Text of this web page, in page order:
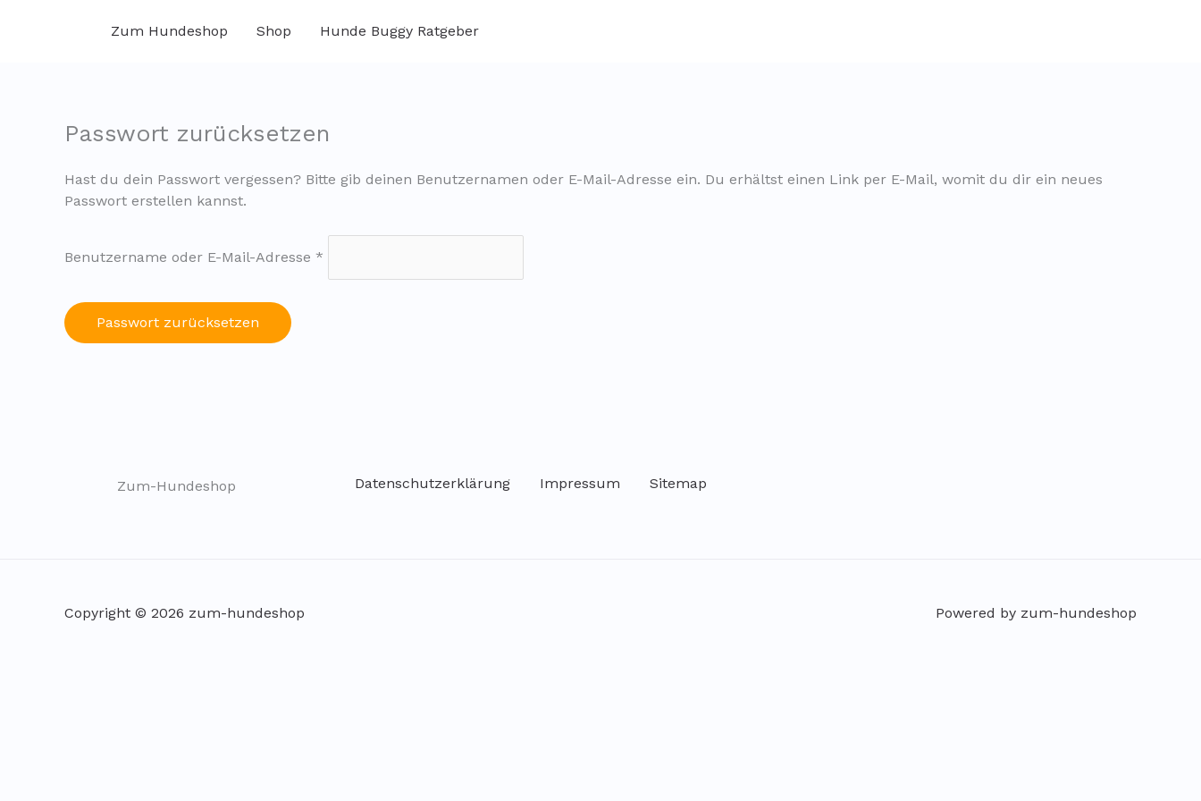
Zum Hundeshop Shop Hunde Buggy Ratgeber
Passwort zurücksetzen
Hast du dein Passwort vergessen? Bitte gib deinen Benutzernamen oder E-Mail-Adresse ein. Du erhältst einen Link per E-Mail, womit du dir ein neues
Passwort erstellen kannst.
Benutzername oder E-Mail-Adresse *
Passwort zurücksetzen
Zum-Hundeshop Datenschutzerklärung Impressum Sitemap
Copyright © 2026 zum-hundeshop Powered by zum-hundeshop